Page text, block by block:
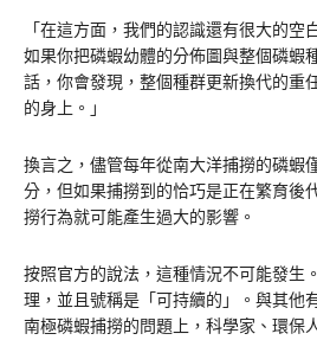
「在這方面，我們的認識還有很大的空
如果你把磷蝦幼體的分佈圖與整個磷蝦
話，你會發現，整個種群更新換代的重
的身上。」
換言之，儘管每年從南大洋捕撈的磷蝦
分，但如果捕撈到的恰巧是正在繁育後
撈行為就可能產生過大的影響。
按照官方的說法，這種情況不可能發生
理，並且號稱是「可持續的」。與其他
南極磷蝦捕撈的問題上，科學家、環保